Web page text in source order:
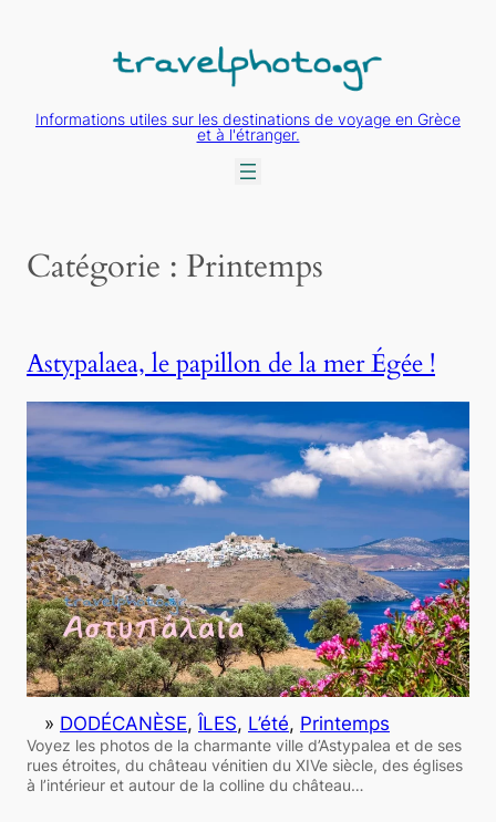
Informations utiles sur les destinations de voyage en Grèce
et à l'étranger.
Catégorie : Printemps
Astypalaea, le papillon de la mer Égée !
» DODÉCANÈSE, ÎLES, L’été, Printemps
Voyez les photos de la charmante ville d’Astypalea et de ses
rues étroites, du château vénitien du XIVe siècle, des églises
à l’intérieur et autour de la colline du château…